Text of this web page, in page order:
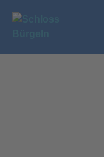
Inhalt